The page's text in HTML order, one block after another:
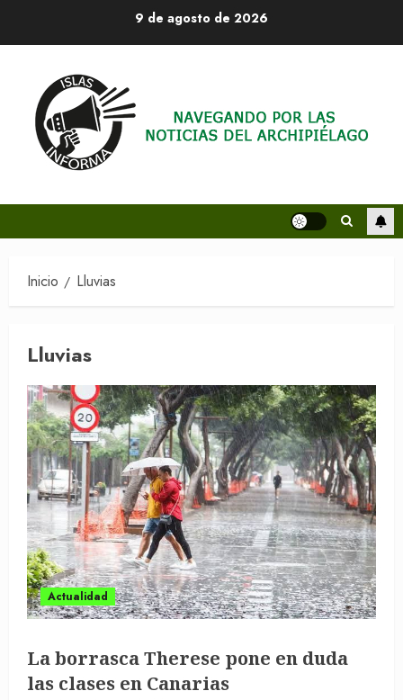
9 de agosto de 2026
Inicio Lluvias
Lluvias
Actualidad
La borrasca Therese pone en duda
las clases en Canarias